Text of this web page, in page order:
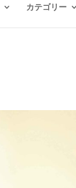
カテゴリー